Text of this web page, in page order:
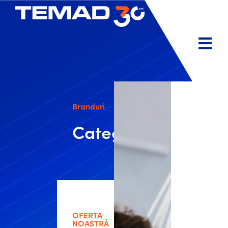
Branduri
Categorii
OFERTA
NOASTRĂ